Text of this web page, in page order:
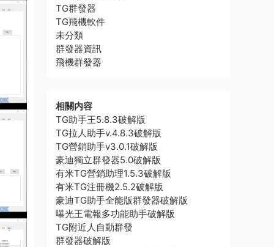
TG群發器
TG飛機軟件
未分類
群發器資訊
飛機群發器
相關内容
TG助手王5.8.3破解版
TG拉人助手v.4.8.3破解版
TG營銷助手v3.0.1破解版
豪迪獨立群發器5.0破解版
有米TG營銷助理1.5.3破解版
有米TG注冊機2.5.2破解版
豪迪TG助手全能版群發器破解版
曝光王電報多功能助手破解版
TG附近人自動群發
群發器破解版